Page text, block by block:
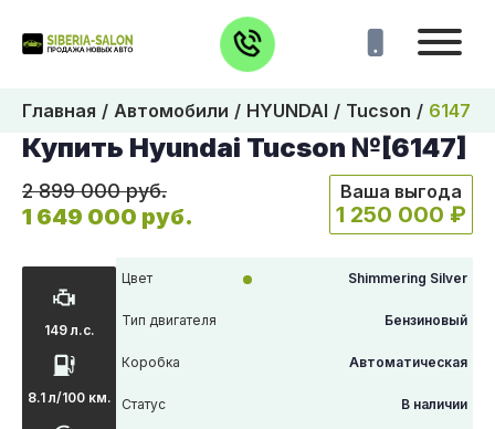
Главная Автомобили HYUNDAI Tucson 6147
Купить Hyundai Tucson №[6147]
2 899 000 руб.
1 649 000 руб.
Ваша выгода
1 250 000 ₽
149 л.с.
8.1 л/100 км.
Цвет Shimmering Silver
Тип двигателя Бензиновый
Коробка Автоматическая
Статус В наличии